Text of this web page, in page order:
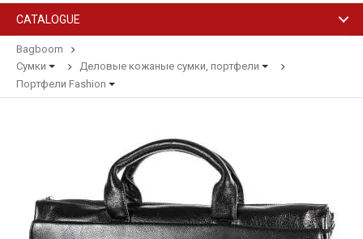
CATALOGUE
Bagboom
Сумки
Деловые кожаные сумки, портфели
Портфели Fashion